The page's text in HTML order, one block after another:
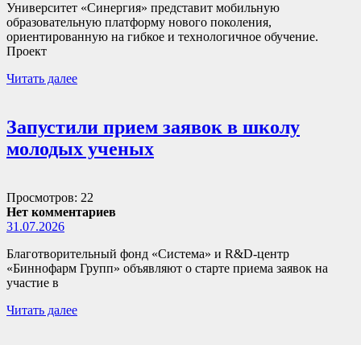
Университет «Синергия» представит мобильную
образовательную платформу нового поколения,
ориентированную на гибкое и технологичное обучение.
Проект
Читать далее
Запустили прием заявок в школу
молодых ученых
Просмотров: 22
Нет комментариев
31.07.2026
Благотворительный фонд «Система» и R&D-центр
«Биннофарм Групп» объявляют о старте приема заявок на
участие в
Читать далее